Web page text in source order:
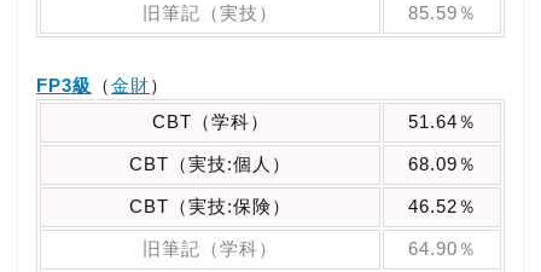
旧筆記（実技） 85.59％
FP3級 （金財）
CBT（学科）
51.64％
CBT（実技:個人） 68.09％
CBT（実技:保険） 46.52％
旧筆記（学科） 64.90％